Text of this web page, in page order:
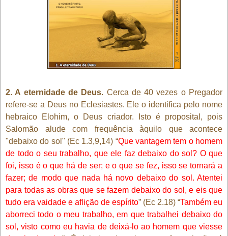
2. A eternidade de Deus. Cerca de 40 vezes o Pregador
refere-se a Deus no Eclesiastes. Ele o identifica pelo nome
hebraico Elohim, o Deus criador. Isto é proposital, pois
Salomão alude com frequência àquilo que acontece
"debaixo do sol" (Ec 1.3,9,14) “Que vantagem tem o homem
de todo o seu trabalho, que ele faz debaixo do sol? O que
foi, isso é o que há de ser; e o que se fez, isso se tornará a
fazer; de modo que nada há novo debaixo do sol. Atentei
para todas as obras que se fazem debaixo do sol, e eis que
tudo era vaidade e aflição de espírito” (Ec 2.18) “Também eu
aborreci todo o meu trabalho, em que trabalhei debaixo do
sol, visto como eu havia de deixá-lo ao homem que viesse